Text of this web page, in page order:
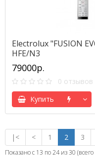
Electrolux "FUSION
HFE/N3
79000р.
0 отзывов
Купить
|< < 1 2 3
Показано с 13 по 24 из 30